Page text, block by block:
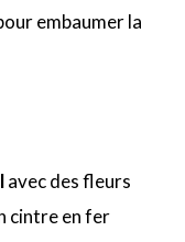
embaumer la
avec des fleurs
cintre en fer